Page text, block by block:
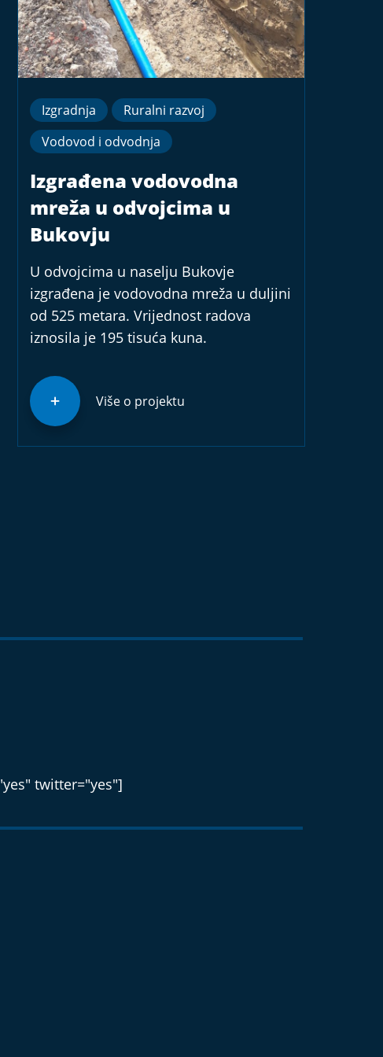
Izgradnja
Ruralni razvoj
Vodovod i odvodnja
Izgrađena vodovodna
mreža u odvojcima u
Bukovju
U odvojcima u naselju Bukovje
izgrađena je vodovodna mreža u duljini
od 525 metara. Vrijednost radova
iznosila je 195 tisuća kuna.
Više o projektu
twitter="yes"]